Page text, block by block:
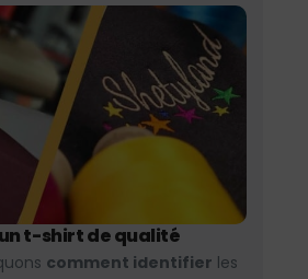
t-shirt de qualité
comment identifier les